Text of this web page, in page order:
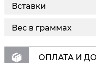
Вставки
Вес в граммах
ОПЛАТА И